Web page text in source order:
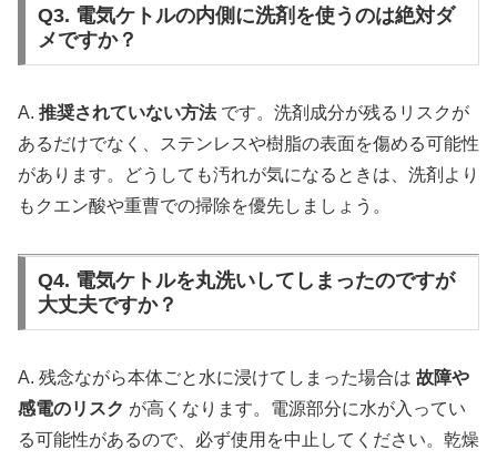
Q3. 電気ケトルの内側に洗剤を使うのは絶対ダ
メですか？
A. 推奨されていない方法です。洗剤成分が残るリスクが
あるだけでなく、ステンレスや樹脂の表面を傷める可能性
があります。どうしても汚れが気になるときは、洗剤より
もクエン酸や重曹での掃除を優先しましょう。
Q4. 電気ケトルを丸洗いしてしまったのですが
大丈夫ですか？
A. 残念ながら本体ごと水に浸けてしまった場合は 故障や
感電のリスク が高くなります。電源部分に水が入ってい
る可能性があるので、必ず使用を中止してください。乾燥